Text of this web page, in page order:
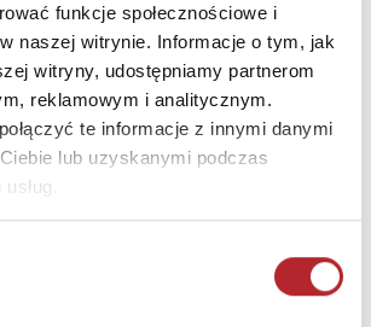
funkcje społecznościowe i
naszej witrynie. Informacje o tym, jak
witryny, udostępniamy partnerom
reklamowym i analitycznym.
te informacje z innymi danymi
lub uzyskanymi podczas
biuro@maksik.pl